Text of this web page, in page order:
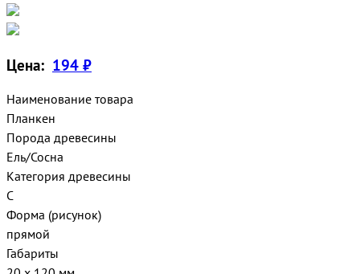
Цена: 194 ₽
Наименование товара
Планкен
Порода древесины
Ель/Сосна
Категория древесины
С
Форма (рисунок)
прямой
Габариты